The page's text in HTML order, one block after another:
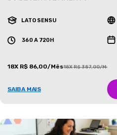
LATO SENSU
360 A 720H
18X R$ 86,00/Mês18X R$ 387,00/Mês
SAIBA MAIS